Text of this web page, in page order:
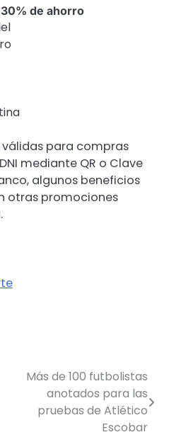
de ahorro
para compras
mediante QR o Clave
algunos beneficios
otras promociones
Más de 100 futbolistas
anotados para las
pruebas de Atlético
Escobar